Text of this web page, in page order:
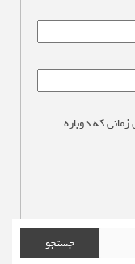
که دوباره